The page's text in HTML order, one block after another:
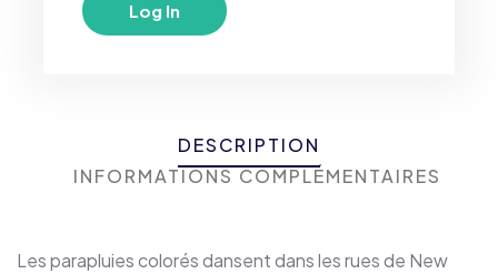
DESCRIPTION
INFORMATIONS COMPLÉMENTAIRES
Les parapluies colorés dansent dans les rues de New